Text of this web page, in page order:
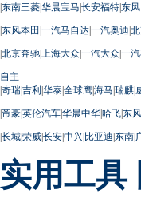
|东南三菱|华晨宝马|长安福特|东
|东风本田 |一汽马自达|一汽奥迪|
|北京奔驰| 上海大众|一汽大众|一
自主
|奇瑞|吉利|华泰|全球鹰|海马|瑞麒|
|帝豪|英伦汽车|华晨中华|哈飞|东
|长城|荣威|长安|中兴|比亚迪|东南|
实用工具